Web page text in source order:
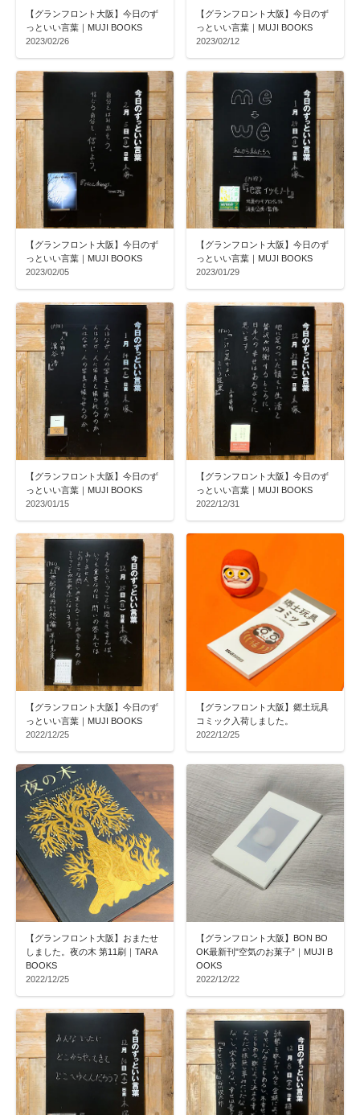
【グランフロント大阪】今日のず
っといい言葉｜MUJI BOOKS
2023/02/26
【グランフロント大阪】今日のず
っといい言葉｜MUJI BOOKS
2023/02/12
【グランフロント大阪】今日のず
っといい言葉｜MUJI BOOKS
2023/02/05
【グランフロント大阪】今日のず
っといい言葉｜MUJI BOOKS
2023/01/29
【グランフロント大阪】今日のず
っといい言葉｜MUJI BOOKS
2023/01/15
【グランフロント大阪】今日のず
っといい言葉｜MUJI BOOKS
2022/12/31
【グランフロント大阪】今日のず
っといい言葉｜MUJI BOOKS
2022/12/25
【グランフロント大阪】郷土玩具
コミック入荷しました。
2022/12/25
【グランフロント大阪】おまたせ
しました。夜の木 第11刷｜TARA
BOOKS
2022/12/25
【グランフロント大阪】BON BO
OK最新刊"空気のお菓子”｜MUJI B
OOKS
2022/12/22